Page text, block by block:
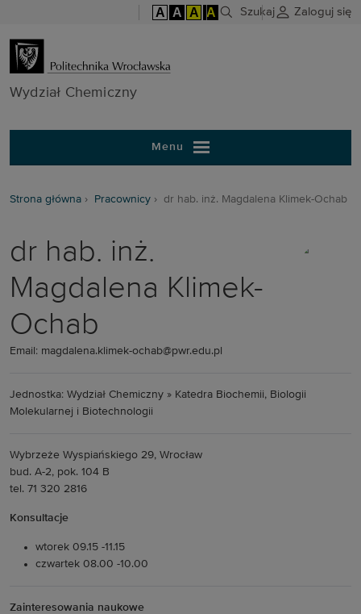
A A A A Szukaj Zaloguj się
Wydział
Wydział Chemiczny
Menu
Strona główna Pracownicy dr hab. inż. Magdalena Klimek-Ochab
dr hab. inż.
Magdalena Klimek-
Ochab
Email: magdalena.klimek-ochab@pwr.edu.pl
Jednostka: Wydział Chemiczny » Katedra Biochemii, Biologii
Molekularnej i Biotechnologii
Wybrzeże Wyspiańskiego 29, Wrocław
bud. A-2, pok. 104 B
tel. 71 320 2816
Konsultacje
wtorek 09.15 -11.15
czwartek 08.00 -10.00
Zainteresowania naukowe